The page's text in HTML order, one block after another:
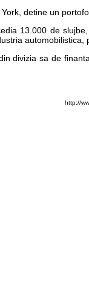
detine un
13.000 de
divizia sa de
http://